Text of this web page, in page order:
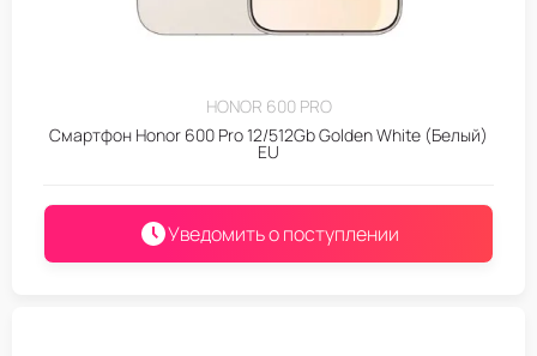
HONOR 600 PRO
Смартфон Honor 600 Pro 12/512Gb Golden White (Белый)
EU
Уведомить о поступлении